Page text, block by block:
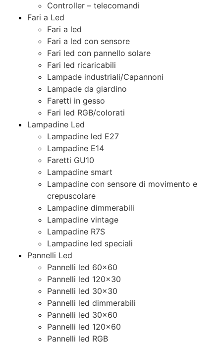
Controller – telecomandi
Fari a Led
Fari a led
Fari a led con sensore
Fari led con pannello solare
Fari led ricaricabili
Lampade industriali/Capannoni
Lampade da giardino
Faretti in gesso
Fari led RGB/colorati
Lampadine Led
Lampadine led E27
Lampadine E14
Faretti GU10
Lampadine smart
Lampadine con sensore di movimento e
crepuscolare
Lampadine dimmerabili
Lampadine vintage
Lampadine R7S
Lampadine led speciali
Pannelli Led
Pannelli led 60×60
Pannelli led 120×30
Pannelli led 30×30
Pannelli led dimmerabili
Pannelli led 30×60
Pannelli led 120×60
Pannelli led RGB